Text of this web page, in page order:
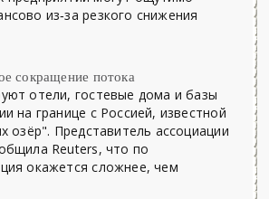
из‑за резкого снижения
сокращение потока
отели, гостевые дома и базы
на границе с Россией, известной
озёр". Представитель ассоциации
Reuters, что по
окажется сложнее, чем